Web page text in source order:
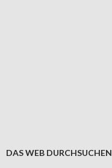
DAS WEB DURCHSUCHEN